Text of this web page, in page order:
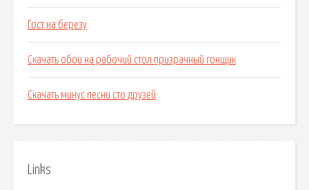
Гост на березу
Скачать обои на рабочий стол призрачный гонщик
Скачать минус песни сто друзей
Links